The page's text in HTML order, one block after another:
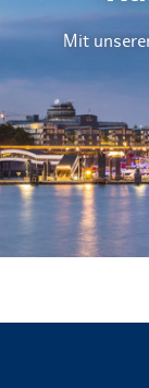
Mit